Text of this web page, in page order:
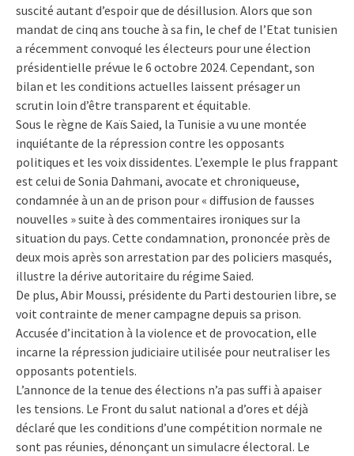
suscité autant d’espoir que de désillusion. Alors que son
mandat de cinq ans touche à sa fin, le chef de l’Etat tunisien
a récemment convoqué les électeurs pour une élection
présidentielle prévue le 6 octobre 2024. Cependant, son
bilan et les conditions actuelles laissent présager un
scrutin loin d’être transparent et équitable.
Sous le règne de Kaïs Saied, la Tunisie a vu une montée
inquiétante de la répression contre les opposants
politiques et les voix dissidentes. L’exemple le plus frappant
est celui de Sonia Dahmani, avocate et chroniqueuse,
condamnée à un an de prison pour « diffusion de fausses
nouvelles » suite à des commentaires ironiques sur la
situation du pays. Cette condamnation, prononcée près de
deux mois après son arrestation par des policiers masqués,
illustre la dérive autoritaire du régime Saied.
De plus, Abir Moussi, présidente du Parti destourien libre, se
voit contrainte de mener campagne depuis sa prison.
Accusée d’incitation à la violence et de provocation, elle
incarne la répression judiciaire utilisée pour neutraliser les
opposants potentiels.
L’annonce de la tenue des élections n’a pas suffi à apaiser
les tensions. Le Front du salut national a d’ores et déjà
déclaré que les conditions d’une compétition normale ne
sont pas réunies, dénonçant un simulacre électoral. Le